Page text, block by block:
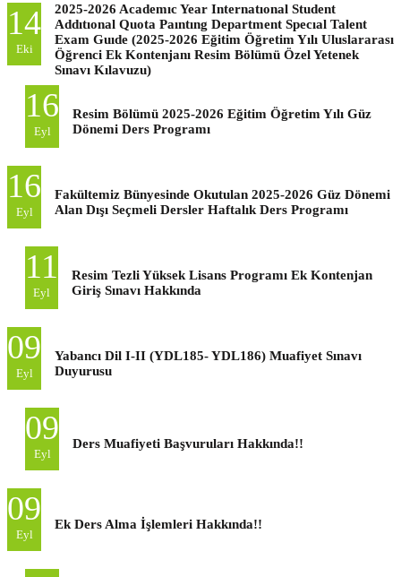
14
Eki
2025-2026 Academıc Year Internatıonal Student
Addıtıonal Quota Paıntıng Department Specıal Talent
Exam Guıde (2025-2026 Eğitim Öğretim Yılı Uluslararası
Öğrenci Ek Kontenjanı Resim Bölümü Özel Yetenek
Sınavı Kılavuzu)
16
Eyl
Resim Bölümü 2025-2026 Eğitim Öğretim Yılı Güz
Dönemi Ders Programı
16
Eyl
Fakültemiz Bünyesinde Okutulan 2025-2026 Güz Dönemi
Alan Dışı Seçmeli Dersler Haftalık Ders Programı
11
Eyl
Resim Tezli Yüksek Lisans Programı Ek Kontenjan
Giriş Sınavı Hakkında
09
Eyl
Yabancı Dil I-II (YDL185- YDL186) Muafiyet Sınavı
Duyurusu
09
Eyl
Ders Muafiyeti Başvuruları Hakkında!!
09
Eyl
Ek Ders Alma İşlemleri Hakkında!!